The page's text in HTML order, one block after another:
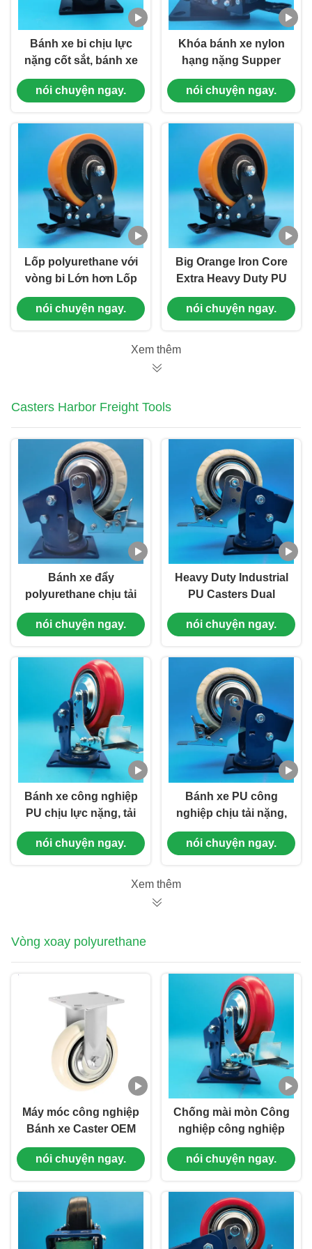
Bánh xe bi chịu lực
nặng cốt sắt, bánh xe
thép, đĩa thép đơn 5
inch, bánh xe xoay có
chuyển đồ nội thất
nặng
nói chuyện ngay.
Khóa bánh xe nylon
hạng nặng Supper
đặc biệt hạng nặng
Casters Ball Caster
"Castors dây chuyền
lắp ráp
nói chuyện ngay.
Lốp polyurethane với
vòng bi Lớn hơn Lốp
cuộn bóng đặc biệt
nặng Lốp thép Đơn lẻ
nói chuyện ngay.
Big Orange Iron Core
Extra Heavy Duty PU
Caster Steel Wheel
Singel 4" Plate
Heavy Loads Thiết bị
nói chuyện ngay.
Xem thêm
Casters Harbor Freight Tools
Bánh xe đẩy
polyurethane chịu tải
nặng 8 inch, lò xo
kép, có khóa xoay,
Harbor Freight
nói chuyện ngay.
Heavy Duty Industrial
PU Casters Dual
Spring Cast Iron Load
Bearing Steel Plated
"công cụ vận chuyển
hàng hóa cảng
nói chuyện ngay.
Bánh xe công nghiệp
PU chịu lực nặng, tải
trọng lò xo kép, bánh
xe đơn 4 inch, bánh
nói chuyện ngay.
Bánh xe PU công
nghiệp chịu tải nặng,
lò xo kép, lõi sắt,
bánh đơn 5 inch cho
nói chuyện ngay.
Xem thêm
Vòng xoay polyurethane
Máy móc công nghiệp
Bánh xe Caster OEM
Caster Lõi sắt hàng
không Bánh xe xoay
Phanh cứng Bánh xe
im lặng cho dây
chuyền lắp ráp
nói chuyện ngay.
Chống mài mòn Công
nghiệp công nghiệp
công nghiệp công
nghiệp công nghiệp
nghiệp công nghiệp
công nghiệp công
nghiệp công nghiệp
công nghiệp công
nói chuyện ngay.